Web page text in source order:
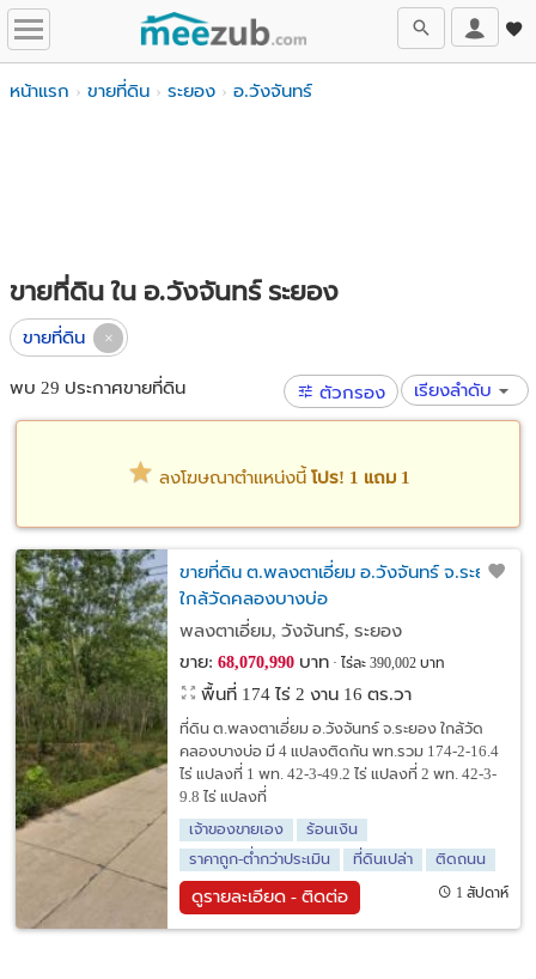
หน้าแรก ขายที่ดิน ระยอง อ.วังจันทร์
ขายที่ดิน ใน อ.วังจันทร์ ระยอง
ขายที่ดิน
พบ 29 ประกาศขายที่ดิน ตัวกรอง เรียงลำดับ
ลงโฆษณาตำแหน่งนี้ โปร! 1 แถม 1
ขายที่ดิน ต.พลงตาเอี่ยม อ.วังจันทร์ จ.ระยอง
ใกล้วัดคลองบางบ่อ
พลงตาเอี่ยม, วังจันทร์, ระยอง
ขาย: 68,070,990บาท ไร่ละ 390,002 บาท
พื้นที่ 174 ไร่ 2 งาน 16 ตร.วา
ที่ดิน ต.พลงตาเอี่ยม อ.วังจันทร์ จ.ระยอง ใกล้วัด
คลองบางบ่อ มี 4 แปลงติดกัน พท.รวม 174-2-16.4
ไร่ แปลงที่ 1 พท. 42-3-49.2 ไร่ แปลงที่ 2 พท. 42-3-
9.8 ไร่ แปลงที่
เจ้าของขายเอง
ร้อนเงิน
ราคาถูก-ต่ำกว่าประเมิน
ที่ดินเปล่า ติดถนน
ดูรายละเอียด - ติดต่อ 1 สัปดาห์